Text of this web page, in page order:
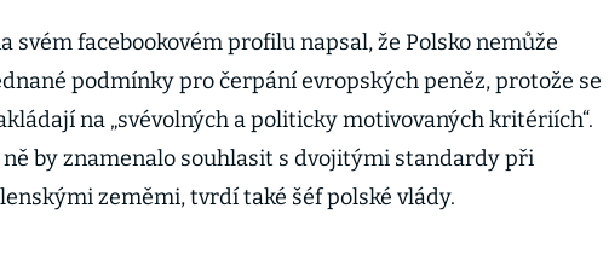
svém facebookovém profilu napsal, že Polsko nemůže
podmínky pro čerpání evropských peněz, protože se
na „svévolných a politicky motivovaných kritériích“.
by znamenalo souhlasit s dvojitými standardy při
zeměmi, tvrdí také šéf polské vlády.